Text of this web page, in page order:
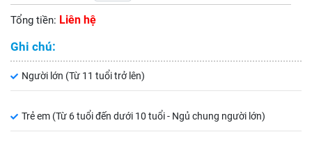
Tổng tiền: Liên hệ
Ghi chú:
Người lớn (Từ 11 tuổi trở lên)
Trẻ em (Từ 6 tuổi đến dưới 10 tuổi - Ngủ chung người lớn)